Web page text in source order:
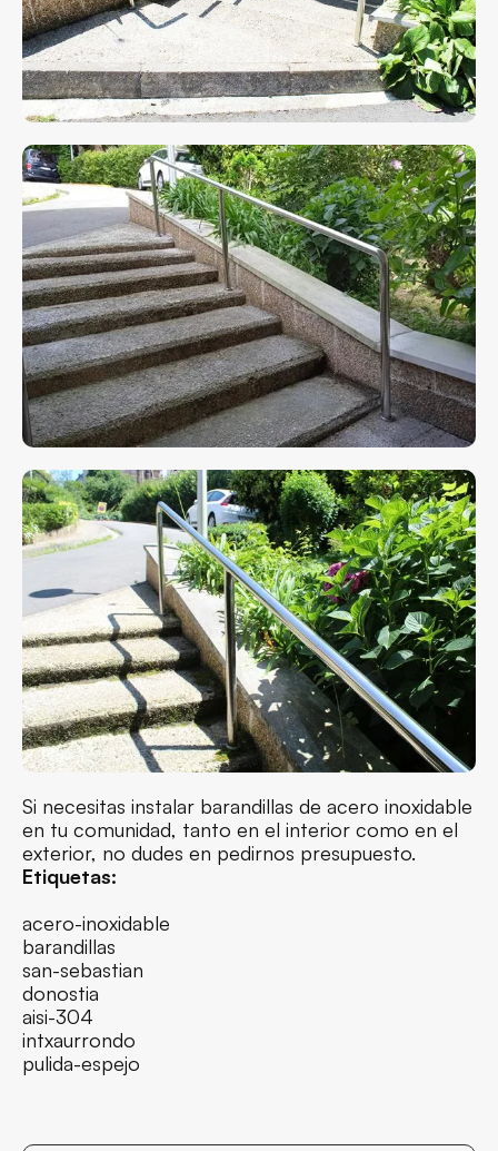
Si necesitas instalar barandillas de acero inoxidable
en tu comunidad, tanto en el interior como en el
exterior, no dudes en pedirnos presupuesto.
Etiquetas:
acero-inoxidable
barandillas
san-sebastian
donostia
aisi-304
intxaurrondo
pulida-espejo